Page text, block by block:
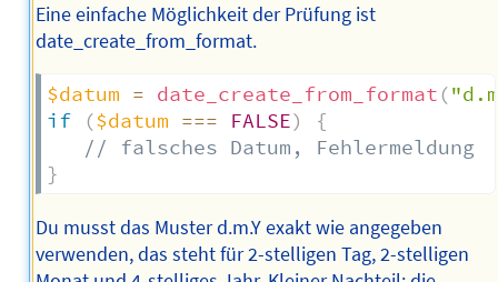
Eine einfache Möglichkeit der Prüfung ist
date_create_from_format.
$datum = date_create_from_format (
if
($datum === FALSE)
{
// falsches Datum, Fehlermeldung
}
Du musst das Muster d.m.Y exakt wie angegeben
verwenden, das steht für 2-stelligen Tag, 2-stelligen